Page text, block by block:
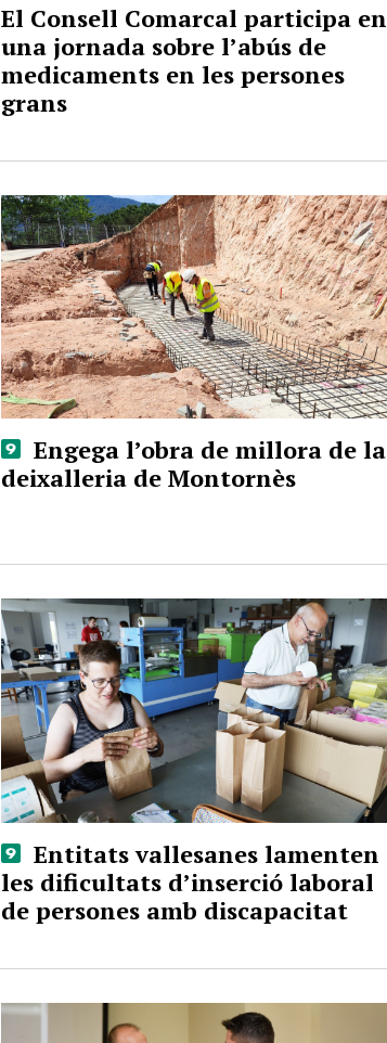
El Consell Comarcal participa en
una jornada sobre l’abús de
medicaments en les persones
grans
Engega l’obra de millora de la
deixalleria de Montornès
Entitats vallesanes lamenten
les dificultats d’inserció laboral
de persones amb discapacitat